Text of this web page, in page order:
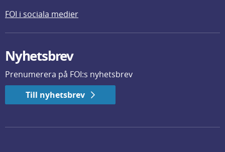
FOI i sociala medier
Nyhetsbrev
Prenumerera på FOI:s nyhetsbrev
Till nyhetsbrev